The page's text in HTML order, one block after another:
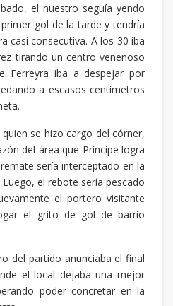
el nuestro seguía yendo
gol de la tarde y tendría
casi consecutiva. A los 30 iba
tirando un centro venenoso
Ferreyra iba a despejar por
a escasos centímetros
se hizo cargo del córner,
del área que Príncipe logra
sería interceptado en la
Luego, el rebote sería pescado
el portero visitante
el grito de gol de barrio
del partido anunciaba el final
el local dejaba una mejor
poder concretar en la